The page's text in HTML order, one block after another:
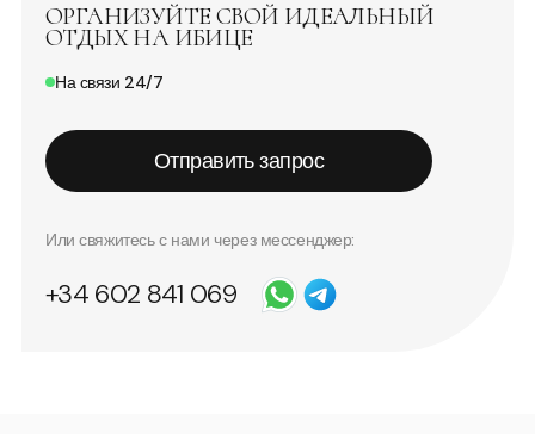
ОРГАНИЗУЙТЕ СВОЙ ИДЕАЛЬНЫЙ
ОТДЫХ НА ИБИЦЕ
На связи 24/7
Отправить запрос
Или свяжитесь с нами через мессенджер:
+34 602 841 069